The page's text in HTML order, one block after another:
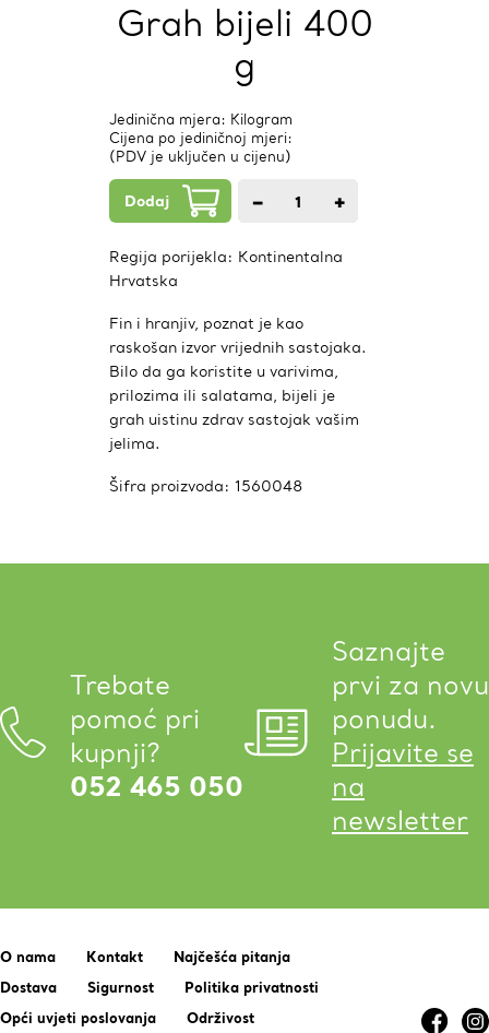
Grah bijeli 400
g
Jedinična mjera: Kilogram
Cijena po jediničnoj mjeri:
(PDV je uključen u cijenu)
Dodaj − 1 +
Regija porijekla: Kontinentalna
Hrvatska
Fin i hranjiv, poznat je kao
raskošan izvor vrijednih sastojaka.
Bilo da ga koristite u varivima,
prilozima ili salatama, bijeli je
grah uistinu zdrav sastojak vašim
jelima.
Šifra proizvoda: 1560048
Trebate
pomoć pri
kupnji?
052 465 050
Saznajte
prvi za novu
ponudu.
Prijavite se
na
newsletter
O nama Kontakt
Najčešća pitanja
Dostava
Sigurnost
Politika privatnosti
Opći uvjeti poslovanja
Održivost